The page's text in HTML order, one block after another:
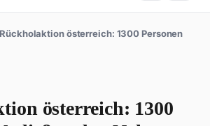
Rückholaktion österreich: 1300 Personen
österreich: 1300